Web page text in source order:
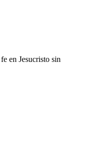
en Jesucristo sin